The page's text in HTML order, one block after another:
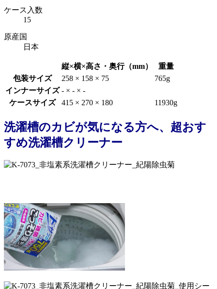
ケース入数
15
原産国
日本
縦×横×高さ・奥行（mm）
重量
包装サイズ
258 × 158 × 75
765g
インナーサイズ - × - × -
ケースサイズ
415 × 270 × 180 11930g
洗濯槽のカビが気になる方へ、超おす
すめ洗濯槽クリーナー